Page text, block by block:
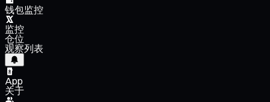
钱包监控
监控
仓位
观察列表
App
关于